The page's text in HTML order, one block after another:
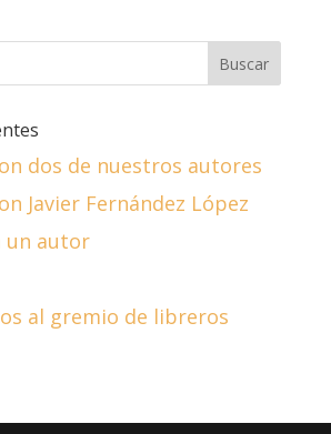
dos de nuestros autores
Javier Fernández López
un autor
al gremio de libreros